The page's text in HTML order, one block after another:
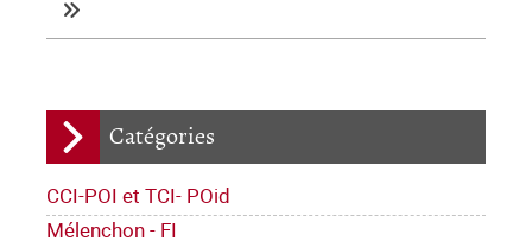
Catégories
CCI-POI et TCI- POid
Mélenchon - FI